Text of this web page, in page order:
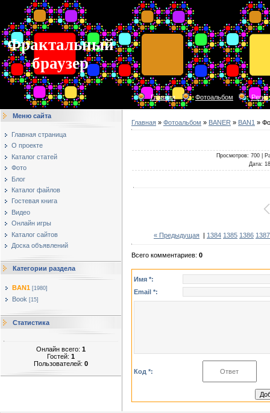
Фрактальный
браузер
Главная Фотоальбом
Меню сайта
Главная страница
О проекте
Каталог статей
Фото
Блог
Каталог файлов
Гостевая книга
Видео
Онлайн игры
Каталог сайтов
Доска объявлений
Категории раздела
BAN1 [1980]
Book [15]
Статистика
Онлайн всего: 1
Гостей: 1
Пользователей: 0
Главная » Фотоальбом » BANER » BAN1 »
Просмотров: 700 |
Дата:
« Предыдущая | 1384 1385 1386 1387
Всего комментариев: 0
Имя *:
Email *:
Код *: